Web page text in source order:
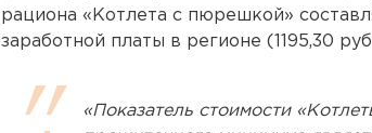
рациона «Котлета с пюрешкой»
заработной платы в регионе (1195,30
«Показатель стоимости